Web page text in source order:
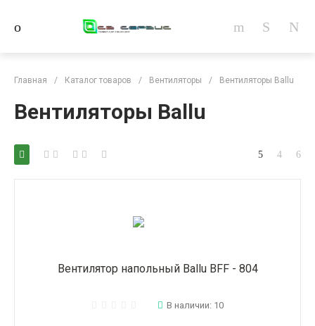
Главная / Каталог товаров / Вентиляторы / Вентиляторы Ballu
Вентиляторы Ballu
Вентилятор напольный Ballu BFF - 804
В наличии: 10